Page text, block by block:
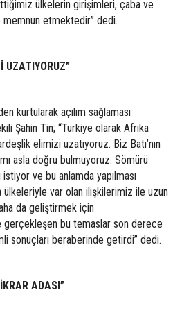
ülkelerin girişimleri, çaba ve
etmektedir” dedi.
UZATIYORUZ”
kurtularak açılım sağlaması
Şahin Tin; “Türkiye olarak Afrika
elimizi uzatıyoruz. Biz Batı’nın
asla doğru bulmuyoruz. Sömürü
istiyor ve bu anlamda yapılması
var olan ilişkilerimiz ile uzun
da geliştirmek için
gerçekleşen bu temaslar son derece
sonuçları beraberinde getirdi” dedi.
ADASI”